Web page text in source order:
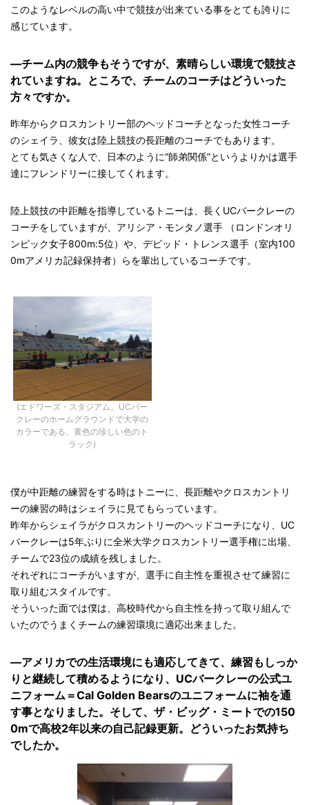
このようなレベルの高い中で競技が出来ている事をとても誇りに
感じています。
—チーム内の競争もそうですが、素晴らしい環境で競技さ
れていますね。ところで、チームのコーチはどういった
方々ですか。
昨年からクロスカントリー部のヘッドコーチとなった女性コーチ
のシェイラ、彼女は陸上競技の長距離のコーチでもあります。
とても気さくな人で、日本のように“師弟関係”というよりかは選手
達にフレンドリーに接してくれます。
陸上競技の中距離を指導しているトニーは、長くUCバークレーの
コーチをしていますが、アリシア・モンタノ選手 （ロンドンオリ
ンピック女子800m:5位）や、デビッド・トレンス選手（室内100
0mアメリカ記録保持者）らを輩出しているコーチです。
(エドワーズ・スタジアム。UCバー
クレーのホームグラウンドで大学の
カラーである、黄色の珍しい色のト
ラック)
僕が中距離の練習をする時はトニーに、長距離やクロスカントリ
ーの練習の時はシェイラに見てもらっています。
昨年からシェイラがクロスカントリーのヘッドコーチになり、UC
バークレーは5年ぶりに全米大学クロスカントリー選手権に出場、
チームで23位の成績を残しました。
それぞれにコーチがいますが、選手に自主性を重視させて練習に
取り組むスタイルです。
そういった面では僕は、高校時代から自主性を持って取り組んで
いたのでうまくチームの練習環境に適応出来ました。
—アメリカでの生活環境にも適応してきて、練習もしっか
りと継続して積めるようになり、UCバークレーの公式ユ
ニフォーム＝Cal Golden Bearsのユニフォームに袖を通
す事となりました。そして、ザ・ビッグ・ミートでの150
0mで高校2年以来の自己記録更新。どういったお気持ち
でしたか。